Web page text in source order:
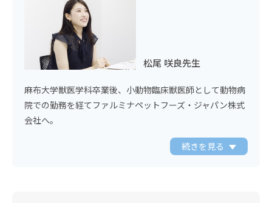
松尾 咲良先生
麻布大学獣医学科卒業後、小動物臨床獣医師として動物病
院での勤務を経てファルミナペットフーズ・ジャパン株式
会社へ。
続きを見る